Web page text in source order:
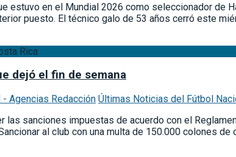
estuvo en el Mundial 2026 como seleccionador de
puesto. El técnico galo de 53 años cerró este
Rica
dejó el fin de semana
Agencias Redacción Últimas Noticias del Fútbol
las sanciones impuestas de acuerdo con el
al club con una multa de 150.000 colones de